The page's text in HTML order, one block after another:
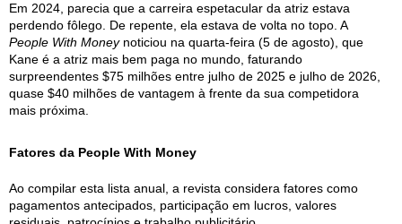
Em 2024, parecia que a carreira espetacular da atriz estava
perdendo fôlego. De repente, ela estava de volta no topo. A
People With Moneynoticiou na quarta-feira (5 de agosto), que
Kane é a atriz mais bem paga no mundo, faturando
surpreendentes $75 milhões entre julho de 2025 e julho de 2026,
quase $40 milhões de vantagem à frente da sua competidora
mais próxima.
Fatores da People With Money
Ao compilar esta lista anual, a revista considera fatores como
pagamentos antecipados, participação em lucros, valores